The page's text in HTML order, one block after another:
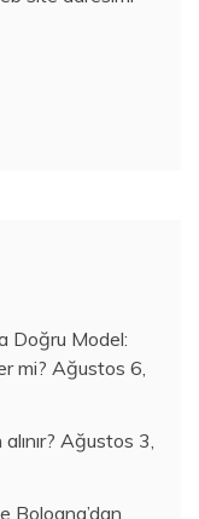
Doğru Model:
mi? Ağustos 6,
Ağustos 3,
Bologna’dan